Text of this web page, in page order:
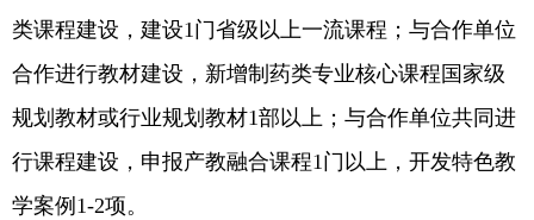
类课程建设，建设1门省级以上一流课程；与合作单位
合作进行教材建设，新增制药类专业核心课程国家级
规划教材或行业规划教材1部以上；与合作单位共同进
行课程建设，申报产教融合课程1门以上，开发特色教
学案例 1-2项。